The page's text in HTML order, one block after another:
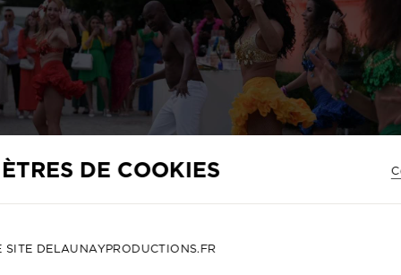
DE COOKIES
SITE DELAUNAYPRODUCTIONS.FR